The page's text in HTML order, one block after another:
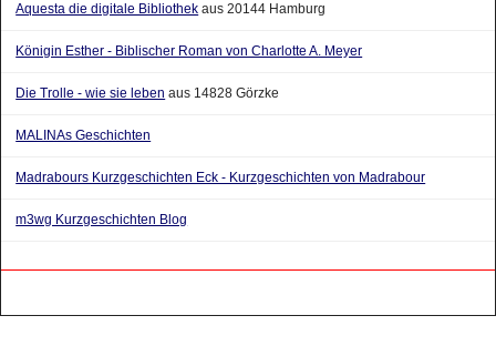
Aquesta die digitale Bibliothek aus 20144 Hamburg
Königin Esther - Biblischer Roman von Charlotte A. Meyer
Die Trolle - wie sie leben aus 14828 Görzke
MALINAs Geschichten
Madrabours Kurzgeschichten Eck - Kurzgeschichten von Madrabour
m3wg Kurzgeschichten Blog